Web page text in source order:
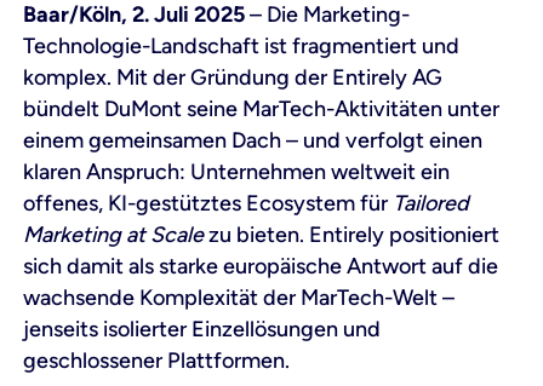
Baar/Köln, 2. Juli 2025– Die Marketing-
Technologie-Landschaft ist fragmentiert und
komplex. Mit der Gründung der Entirely AG
bündelt DuMont seine MarTech-Aktivitäten unter
einem gemeinsamen Dach – und verfolgt einen
klaren Anspruch: Unternehmen weltweit ein
offenes, KI-gestütztes Ecosystem für Tailored
Marketing at Scalezu bieten. Entirely positioniert
sich damit als starke europäische Antwort auf die
wachsende Komplexität der MarTech-Welt –
jenseits isolierter Einzellösungen und
geschlossener Plattformen.